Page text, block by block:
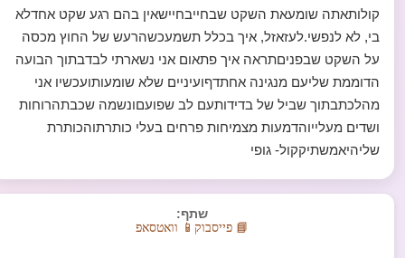
קולותאתה שומעאת השקט שבחייבחיישאין בהם רגע שקט אחדלא
בי, לא לנפשי.לעזאזל, איך בכלל תשמעכשהרעש של החוץ מכסה
על השקט שבפניםתראה איך פתאום אני נשארתי לבדבתוך הבועה
הדוממת שליעם מנגינה אחתדףועיניים שלא שומעותועכשיו אני
מהלכתבתוך שביל של בדידותעם לב שפועםונשמה שכבתהרוחות
ושדים מעלייוהדמעות מצמיחות פרחים בעלי כותרתוהכותרת
שליהיאמשתיקקול- גופי
שתף:
📘 פייסבוק 📱 וואטסאפ